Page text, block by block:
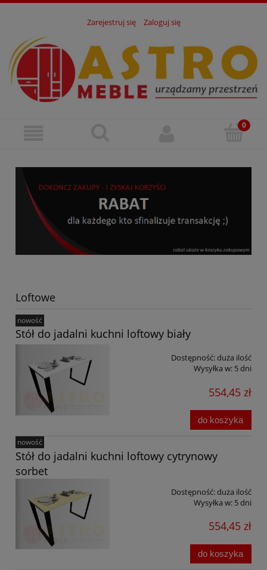
Zarejestruj się Zaloguj się
Loftowe
Stół do jadalni kuchni loftowy biały
Dostępność:duża ilość
Wysyłka w: 5 dni
554,45 zł
do koszyka
nowość
Stół do jadalni kuchni loftowy cytrynowy
sorbet
Dostępność:duża ilość
Wysyłka w: 5 dni
554,45 zł
do koszyka
nowość